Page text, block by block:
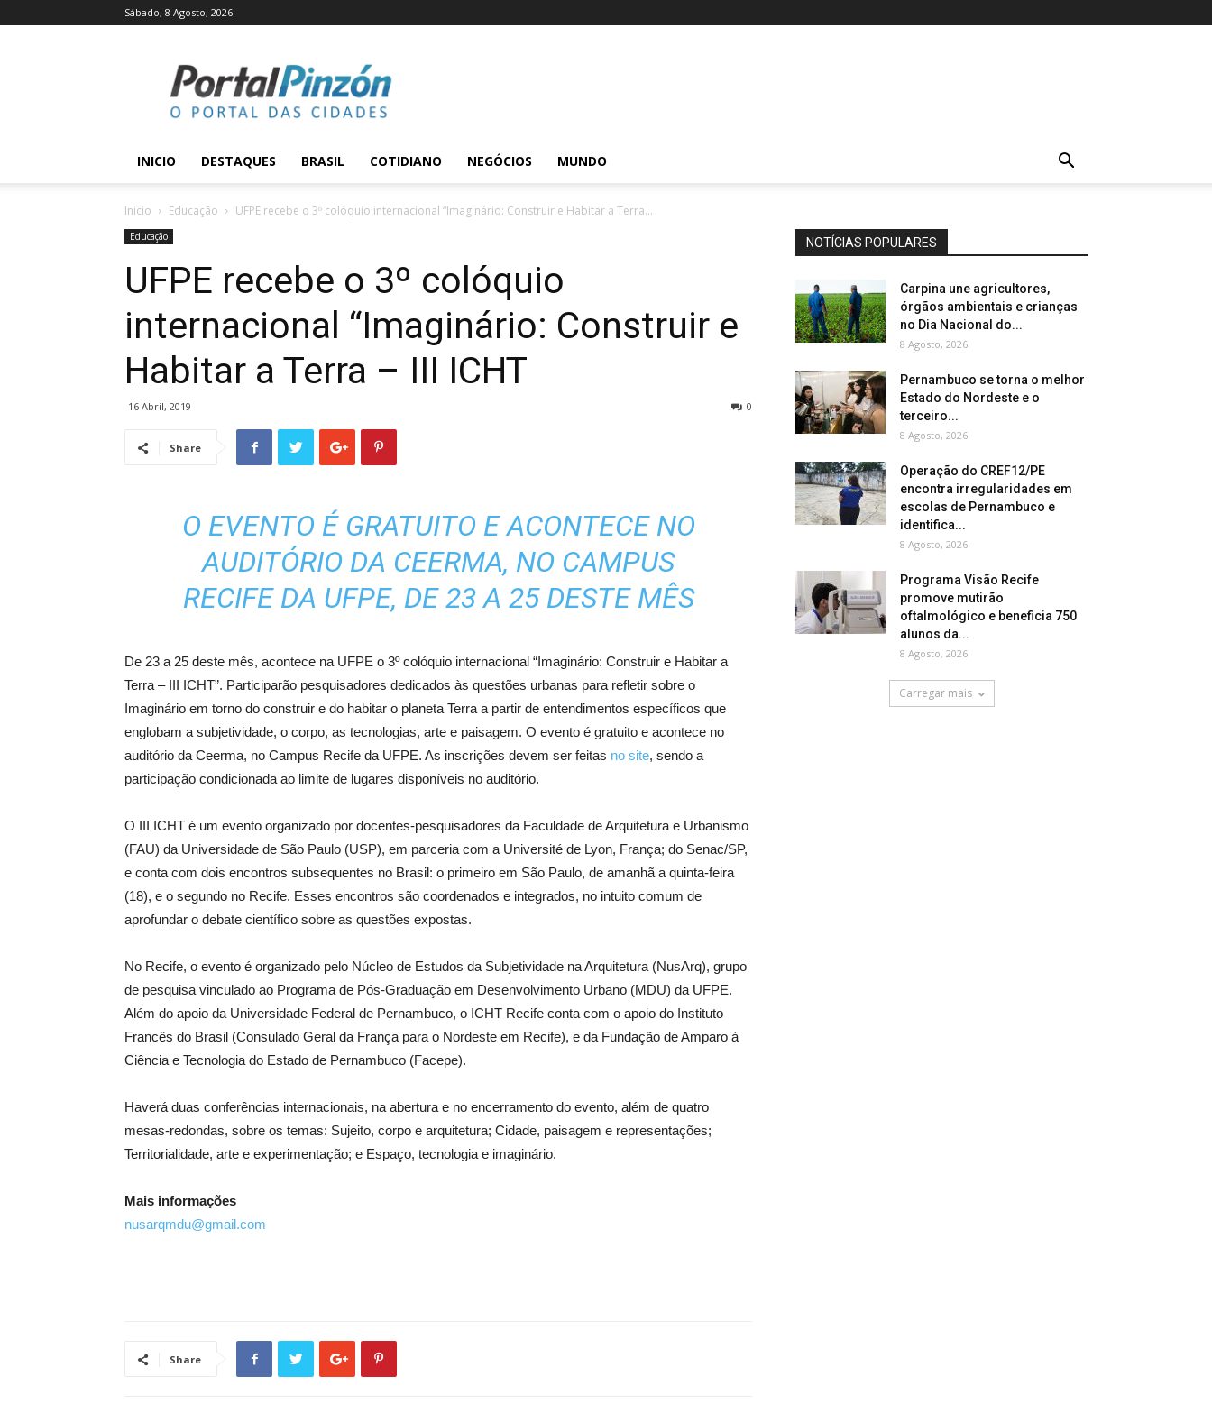
Sábado, 8 Agosto, 2026
Pinzón
INICIO DESTAQUES BRASIL COTIDIANO NEGÓCIOS MUNDO
Inicio Educação UFPE recebe o 3º colóquio internacional “Imaginário: Construir e Habitar a Terra...
Educação
UFPE recebe o 3º colóquio
internacional “Imaginário: Construir e
Habitar a Terra – III ICHT
16 Abril, 2019 0
Share
O EVENTO É GRATUITO E ACONTECE NO
AUDITÓRIO DA CEERMA, NO CAMPUS
RECIFE DA UFPE, DE 23 A 25 DESTE MÊS
De 23 a 25 deste mês, acontece na UFPE o 3º colóquio internacional “Imaginário: Construir e Habitar a
Terra – III ICHT”. Participarão pesquisadores dedicados às questões urbanas para refletir sobre o
Imaginário em torno do construir e do habitar o planeta Terra a partir de entendimentos específicos que
englobam a subjetividade, o corpo, as tecnologias, arte e paisagem. O evento é gratuito e acontece no
auditório da Ceerma, no Campus Recife da UFPE. As inscrições devem ser feitas no site, sendo a
participação condicionada ao limite de lugares disponíveis no auditório.
O III ICHT é um evento organizado por docentes-pesquisadores da Faculdade de Arquitetura e Urbanismo
(FAU) da Universidade de São Paulo (USP), em parceria com a Université de Lyon, França; do Senac/SP,
e conta com dois encontros subsequentes no Brasil: o primeiro em São Paulo, de amanhã a quinta-feira
(18), e o segundo no Recife. Esses encontros são coordenados e integrados, no intuito comum de
aprofundar o debate científico sobre as questões expostas.
No Recife, o evento é organizado pelo Núcleo de Estudos da Subjetividade na Arquitetura (NusArq), grupo
de pesquisa vinculado ao Programa de Pós-Graduação em Desenvolvimento Urbano (MDU) da UFPE.
Além do apoio da Universidade Federal de Pernambuco, o ICHT Recife conta com o apoio do Instituto
Francês do Brasil (Consulado Geral da França para o Nordeste em Recife), e da Fundação de Amparo à
Ciência e Tecnologia do Estado de Pernambuco (Facepe).
Haverá duas conferências internacionais, na abertura e no encerramento do evento, além de quatro
mesas-redondas, sobre os temas: Sujeito, corpo e arquitetura; Cidade, paisagem e representações;
Territorialidade, arte e experimentação; e Espaço, tecnologia e imaginário.
Mais informações
nusarqmdu@gmail.com
Share
NOTÍCIAS POPULARES
Carpina une agricultores,
órgãos ambientais e crianças
no Dia Nacional do...
8 Agosto, 2026
Pernambuco se torna o melhor
Estado do Nordeste e o
terceiro...
8 Agosto, 2026
Operação do CREF12/PE
encontra irregularidades em
escolas de Pernambuco e
identifica...
8 Agosto, 2026
Programa Visão Recife
promove mutirão
oftalmológico e beneficia 750
alunos da...
8 Agosto, 2026
Carregar mais